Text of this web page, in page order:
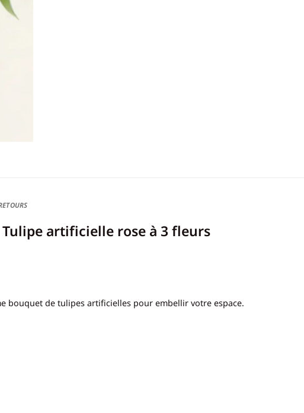
Tulipe artificielle rose à 3 fleurs
bouquet de tulipes artificielles pour embellir votre espace.